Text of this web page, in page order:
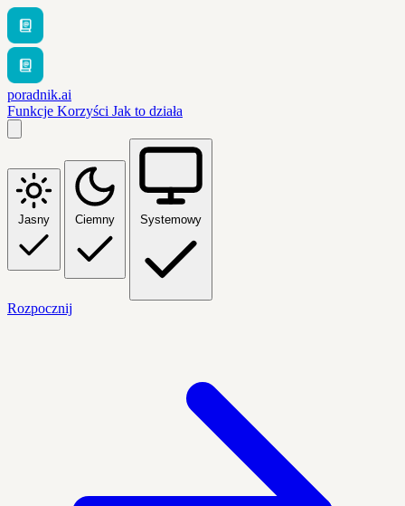
poradnik.ai
Funkcje Korzyści Jak to działa
Jasny Ciemny Systemowy
Rozpocznij